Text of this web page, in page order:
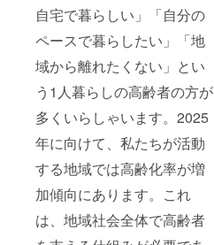
自宅で暮らしい」「自分の
ペースで暮らしたい」「地
域から離れたくない」とい
う1人暮らしの高齢者の方が
多くいらしゃいます。2025
年に向けて、私たちが活動
する地域では高齢化率が増
加傾向にあります。これ
は、地域社会全体で高齢者